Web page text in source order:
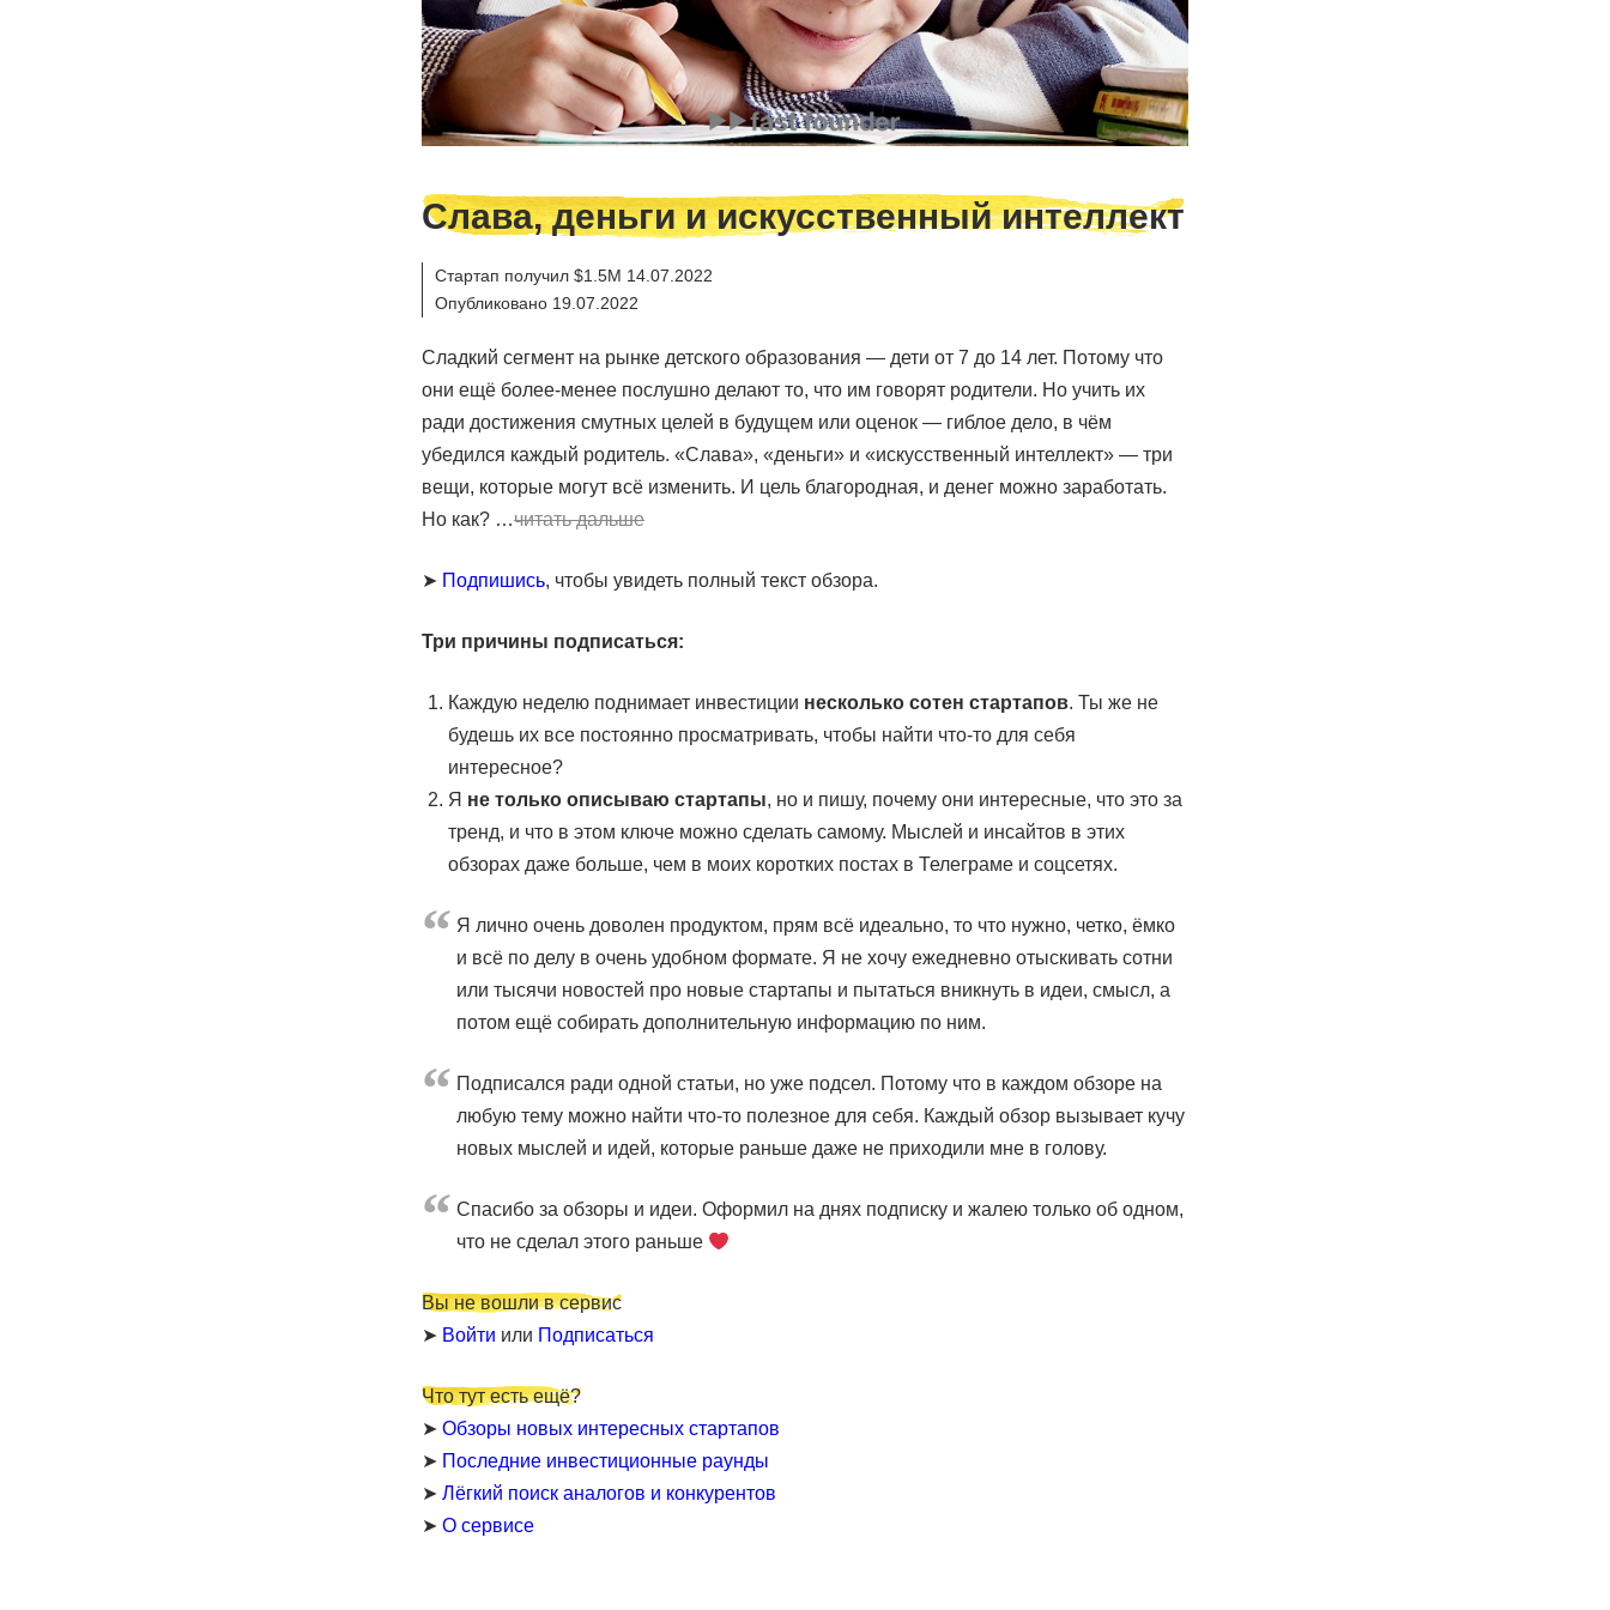
Слава, деньги и искусственный интеллект
Стартап получил $1.5M 14.07.2022
Опубликовано 19.07.2022
Сладкий сегмент на рынке детского образования — дети от 7 до 14 лет. Потому что
они ещё более-менее послушно делают то, что им говорят родители. Но учить их
ради достижения смутных целей в будущем или оценок — гиблое дело, в чём
убедился каждый родитель. «Слава», «деньги» и «искусственный интеллект» — три
вещи, которые могут всё изменить. И цель благородная, и денег можно заработать.
Но как? …читать дальше
➤ Подпишись, чтобы увидеть полный текст обзора.
Три причины подписаться:
Каждую неделю поднимает инвестиции несколько сотен стартапов. Ты же не
будешь их все постоянно просматривать, чтобы найти что-то для себя
интересное?
Я не только описываю стартапы, но и пишу, почему они интересные, что это за
тренд, и что в этом ключе можно сделать самому. Мыслей и инсайтов в этих
обзорах даже больше, чем в моих коротких постах в Телеграме и соцсетях.
Я лично очень доволен продуктом, прям всё идеально, то что нужно, четко, ёмко
и всё по делу в очень удобном формате. Я не хочу ежедневно отыскивать сотни
или тысячи новостей про новые стартапы и пытаться вникнуть в идеи, смысл, а
потом ещё собирать дополнительную информацию по ним.
Подписался ради одной статьи, но уже подсел. Потому что в каждом обзоре на
любую тему можно найти что-то полезное для себя. Каждый обзор вызывает кучу
новых мыслей и идей, которые раньше даже не приходили мне в голову.
Cпасибо за обзоры и идеи. Оформил на днях подписку и жалею только об одном,
что не сделал этого раньше
Вы не вошли в сервис
➤ Войти или Подписаться
Что тут есть ещё?
➤ Обзоры новых интересных стартапов
➤ Последние инвестиционные раунды
➤ Лёгкий поиск аналогов и конкурентов
➤ О сервисе